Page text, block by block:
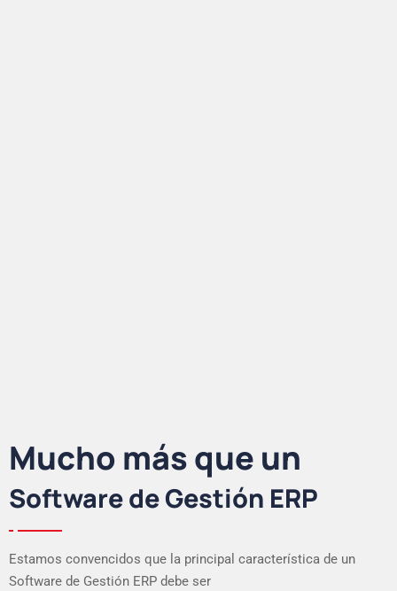
Mucho más que un
Software de Gestión ERP
Estamos convencidos que la principal característica de un
Software de Gestión ERP debe ser